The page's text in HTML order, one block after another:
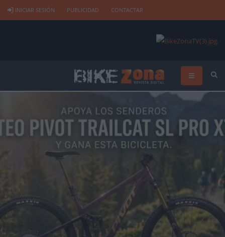
INICIAR SESIÓN PUBLICIDAD CONTACTAR